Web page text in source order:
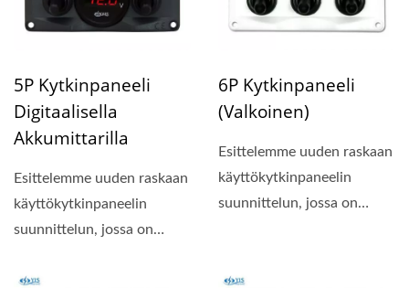
5P Kytkinpaneeli
Digitaalisella
Akkumittarilla
Esittelemme uuden raskaan
käyttökytkinpaneelin
suunnittelun, jossa on
6P Kytkinpaneeli
(valkoinen)
Esittelemme uuden raskaan
käyttökytkinpaneelin
suunnittelun, jossa on